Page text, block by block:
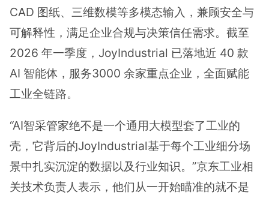
CAD 图纸、三维数模等多模态输入，兼顾安全与
可解释性，满足企业合规与决策信任需求。截至
2026 年一季度，JoyIndustrial 已落地近 40 款
AI 智能体，服务3000 余家重点企业，全面赋能
工业全链路。
“AI智采管家绝不是一个通用大模型套了工业的
壳，它背后的JoyIndustrial基于每个工业细分场
景中扎实沉淀的数据以及行业知识。”京东工业相
关技术负责人表示，他们从一开始瞄准的就不是